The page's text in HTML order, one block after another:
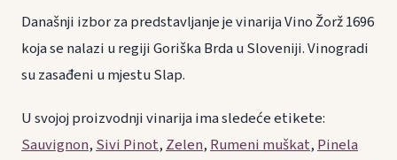
Današnji izbor za predstavljanje je vinarija Vino Žorž 1696
koja se nalazi u regiji Goriška Brda u Sloveniji. Vinogradi
su zasađeni u mjestu Slap.
U svojoj proizvodnji vinarija ima sledeće etikete:
Sauvignon,Sivi Pinot,Zelen,Rumeni muškat,Pinela